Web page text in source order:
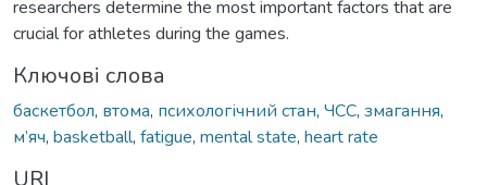
researchers determine the most important factors that are
crucial for athletes during the games.
Ключові слова
баскетбол, втома, психологічний стан, ЧСС, змагання,
м’яч, basketball, fatigue, mental state, heart rate
URI